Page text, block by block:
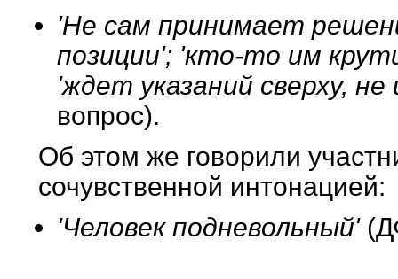
'Не сам принимает
позиции'; 'кто-то им
'ждет указаний сверху,
вопрос).
Об этом же говорили
сочувственной интонацией:
'Человек подневольный'